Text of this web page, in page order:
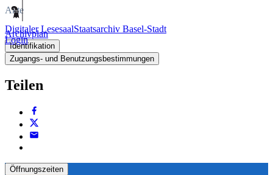
Digitaler LesesaalStaatsarchiv Basel-Stadt
Login
Akte
Archivplan
Identifikation
Zugangs- und Benutzungsbestimmungen
Teilen
Öffnungszeiten